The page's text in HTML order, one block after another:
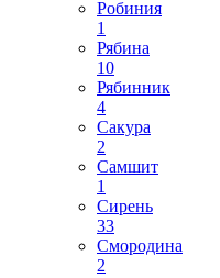
Робиния
1
Рябина
10
Рябинник
4
Сакура
2
Самшит
1
Сирень
33
Смородина
2